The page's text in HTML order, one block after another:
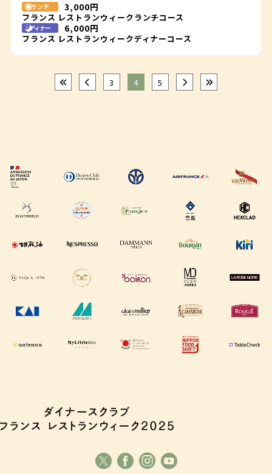
ランチ
フランス レストランウィークランチコース
3,000円
ディナー
フランス レストランウィークディナーコース
6,000円
3 4 5